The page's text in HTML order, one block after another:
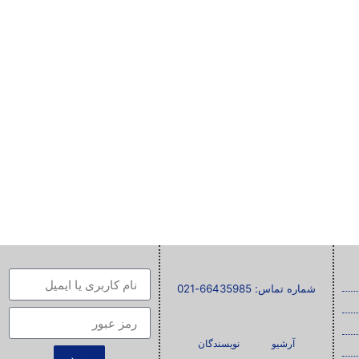
شماره تماس: 66435985-021
آرشیو نویسندگان